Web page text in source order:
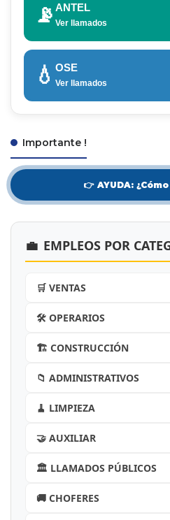
📡 ANTEL
Ver llamados
💧 OSE
Ver llamados
Importante !
👉 AYUDA:
💼 EMPLEOS POR
🛒 VENTAS
🛠️ OPERARIOS
🏗️ CONSTRUCCIÓN
📁 ADMINISTRATIVOS
🧹 LIMPIEZA
🤝 AUXILIAR
🏛️ LLAMADOS PÚBLICOS
🚚 CHOFERES